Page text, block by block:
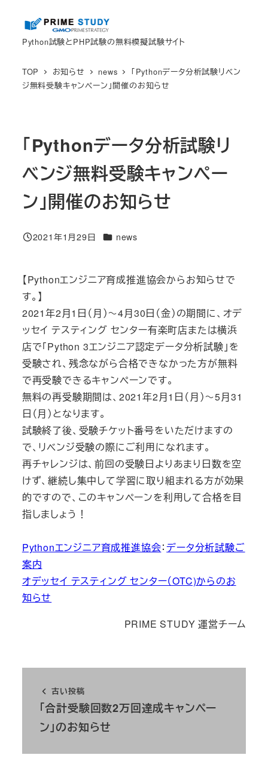
Python試験とPHP試験の無料模擬試験サイト
TOP お知らせ news
「Pythonデータ分析試験リベン
ジ無料受験キャンペーン」開催のお知らせ
「Pythonデータ分析試験リ
ベンジ無料受験キャンペー
ン」開催のお知らせ
投稿日
2021年1月29日 カテゴリー
news
【Pythonエンジニア育成推進協会からお知らせで
す。】
2021年2月1日（月）～4月30日（金）の期間に、オデ
ッセイ テスティング センター有楽町店または横浜
店で「Python 3エンジニア認定データ分析試験」を
受験され、残念ながら合格できなかった方が無料
で再受験できるキャンペーンです。
無料の再受験期間は、2021年2月1日（月）～5月31
日（月）となります。
試験終了後、受験チケット番号をいただけますの
で、リベンジ受験の際にご利用になれます。
再チャレンジは、前回の受験日よりあまり日数を空
けず、継続し集中して学習に取り組まれる方が効果
的ですので、このキャンペーンを利用して合格を目
指しましょう！
Pythonエンジニア育成推進協会：データ分析試験ご
案内
オデッセイ テスティング センター（OTC)からのお
知らせ
PRIME STUDY 運営チーム
古い投稿
「合計受験回数2万回達成キャンペー
ン」のお知らせ